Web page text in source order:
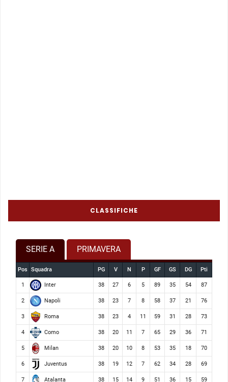
CLASSIFICHE
SERIE A PRIMAVERA
Pos Squadra PG V N P GF GS DG Pti
1 Inter 38 27 6 5 89 35 54 87
2 Napoli 38 23 7 8 58 37 21 76
3 Roma 38 23 4 11 59 31 28 73
4 Como 38 20 11 7 65 29 36 71
5 Milan 38 20 10 8 53 35 18 70
6 Juventus 38 19 12 7 62 34 28 69
7 Atalanta 38 15 14 9 51 36 15 59